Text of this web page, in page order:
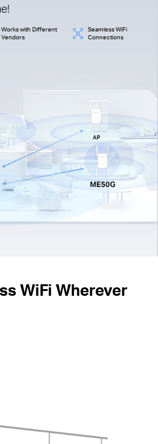
Works with Different
Vendors
Seamless WiFi
Connections
WiFi Wherever